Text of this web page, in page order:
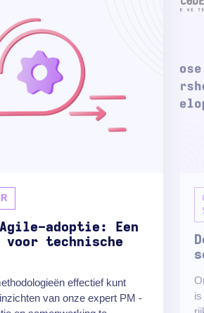
adoptie: Een
voor technische
effectief kunt
van onze expert PM -